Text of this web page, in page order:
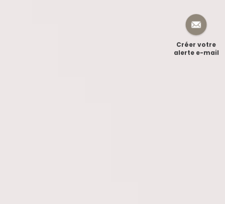
Créer votre
alerte e-mail